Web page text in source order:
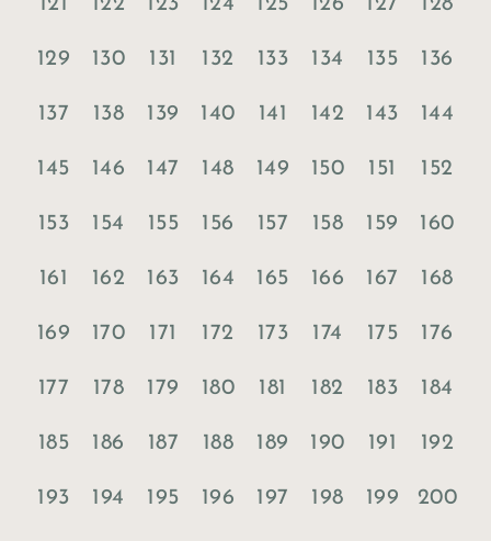
121 122 123 124 125 126 127 128
129 130 131 132 133 134 135 136
137 138 139 140 141 142 143 144
145 146 147 148 149 150 151 152
153 154 155 156 157 158 159 160
161 162 163 164 165 166 167 168
169 170 171 172 173 174 175 176
177 178 179 180 181 182 183 184
185 186 187 188 189 190 191 192
193 194 195 196 197 198 199 200